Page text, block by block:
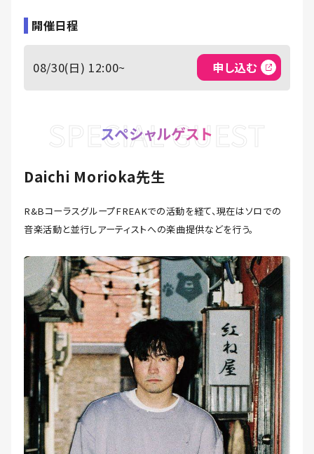
開催日程
08/30(日) 12:00~ 申し込む
SPECIAL GUEST
スペシャルゲスト
Daichi Morioka先生
R&BコーラスグループFREAKでの活動を経て、現在はソロでの
音楽活動と並行しアーティストへの楽曲提供などを行う。